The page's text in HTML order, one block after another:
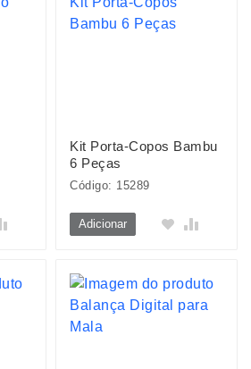
Kit Porta-Copos Bambu
6 Peças
Código: 15289
Adicionar